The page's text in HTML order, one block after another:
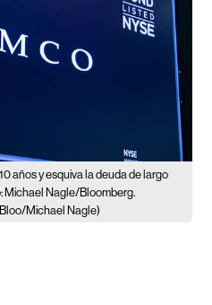
años y esquiva la deuda de largo
Michael Nagle/Bloomberg.
Michael Nagle)